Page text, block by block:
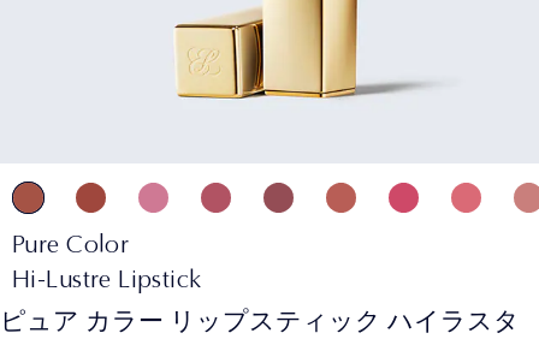
Pure Color
Hi-Lustre Lipstick
ピュア カラー リップスティック ハイラスタ